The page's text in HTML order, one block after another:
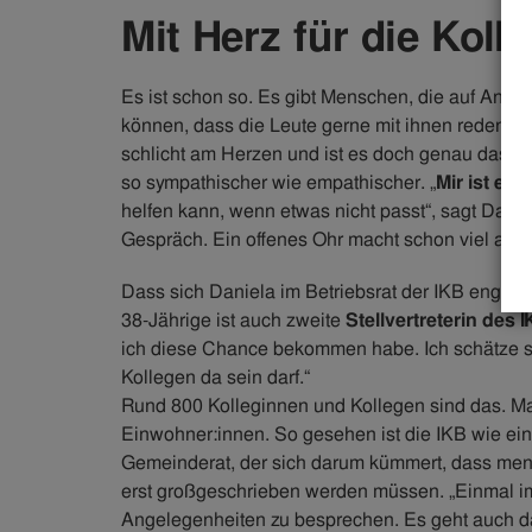
Mit Herz für die
Es ist schon so. Es gibt Menschen, die auf
können, dass die Leute gerne mit ihnen reden.
schlicht am Herzen und ist es doch genau das,
so sympathischer wie empathischer. „Mir ist es
helfen kann, wenn etwas nicht passt“, sagt
Gespräch. Ein offenes Ohr macht schon viel aus.“
Dass sich Daniela im Betriebsrat der IKB
38-Jährige ist auch zweite Stellvertreterin des
ich diese Chance bekommen habe. Ich
Kollegen da sein darf.“
Rund 800 Kolleginnen und Kollegen sind das.
Einwohner:innen. So gesehen ist die IKB wie
Gemeinderat, der sich darum kümmert, dass
erst großgeschrieben werden müssen. „Einmal
Angelegenheiten zu besprechen. Es geht auch